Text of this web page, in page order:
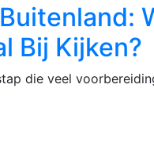
Bij Kijken?
die veel